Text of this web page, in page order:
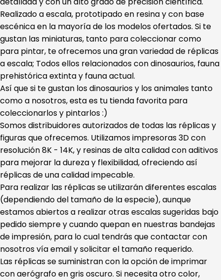
Realizado a escala, prototipado en resina y con base
escénica en la mayoría de los modelos ofertados. Si te
gustan las miniaturas, tanto para coleccionar como
para pintar, te ofrecemos una gran variedad de réplicas
a escala; Todos ellos relacionados con dinosaurios, fauna
prehistórica extinta y fauna actual.
Así que si te gustan los dinosaurios y los animales tanto
como a nosotros, esta es tu tienda favorita para
coleccionarlos y pintarlos :)
Somos distribuidores autorizados de todas las réplicas y
figuras que ofrecemos. Utilizamos impresoras 3D con
resolución 8K - 14K, y resinas de alta calidad con aditivos
para mejorar la dureza y flexibilidad, ofreciendo así
réplicas de una calidad impecable.
Para realizar las réplicas se utilizarán diferentes escalas
(dependiendo del tamaño de la especie), aunque
estamos abiertos a realizar otras escalas sugeridas bajo
pedido siempre y cuando quepan en nuestras bandejas
de impresión, para lo cual tendrás que contactar con
nosotros vía email y solicitar el tamaño requerido.
Las réplicas se suministran con la opción de imprimar
con aerógrafo en gris oscuro. Si necesita otro color,